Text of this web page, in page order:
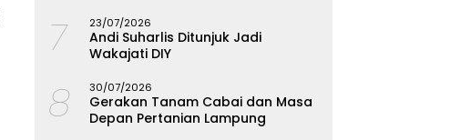
7 23/07/2026
Andi Suharlis Ditunjuk Jadi
Wakajati DIY
8 30/07/2026
Gerakan Tanam Cabai dan Masa
Depan Pertanian Lampung